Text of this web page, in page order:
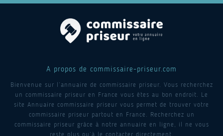
A propos de commissaire-priseur.com
Bienvenue sur l’annuaire de commissaire priseur. Vous recherchez
un commissaire priseur en France vous êtes au bon endroit. Le
site Annuaire commissaire priseur vous permet de trouver votre
commissaire priseur partout en France. Recherchez un
commissaire priseur grâce à notre annuaire en ligne, il ne vous
reste plus qu’à le contacter directement.